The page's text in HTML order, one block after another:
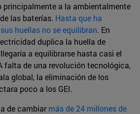
principalmente a la ambientalmente
las baterías. Hasta que ha
huellas no se equilibran. En
duplica la huella de
a equilibrarse hasta casi el
falta de una revolución tecnológica,
global, la eliminación de los
poco a los GEI.
de cambiarmás de 24 millones de